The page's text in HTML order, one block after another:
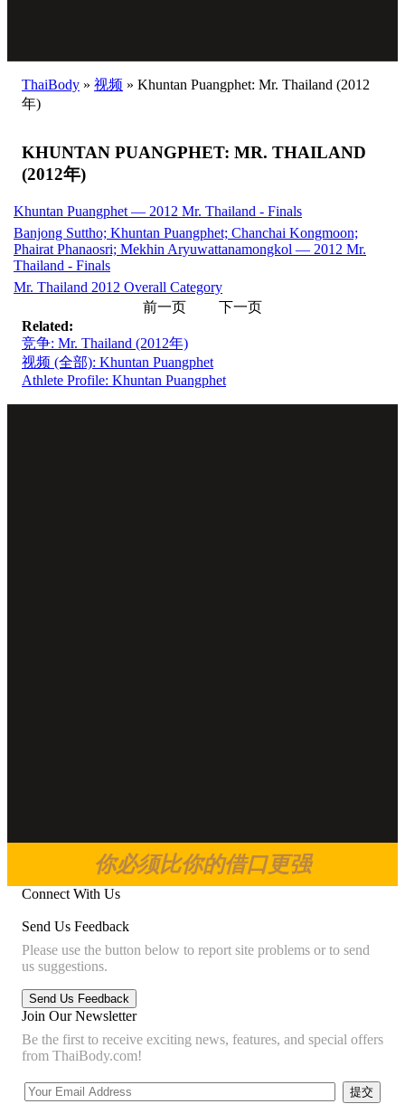
ThaiBody » 视频 » Khuntan Puangphet: Mr. Thailand (2012
年)
KHUNTAN PUANGPHET: MR. THAILAND
(2012年)
Khuntan Puangphet — 2012 Mr. Thailand - Finals
Banjong Suttho; Khuntan Puangphet; Chanchai Kongmoon;
Phairat Phanaosri; Mekhin Aryuwattanamongkol — 2012 Mr.
Thailand - Finals
Mr. Thailand 2012 Overall Category
前一页
下一页
Related:
竞争: Mr. Thailand (2012年)
视频 (全部): Khuntan Puangphet
Athlete Profile: Khuntan Puangphet
你必须比你的借口更强
Connect With Us
Send Us Feedback
Please use the button below to report site problems or to send
us suggestions.
Join Our Newsletter
Be the first to receive exciting news, features, and special offers
from ThaiBody.com!